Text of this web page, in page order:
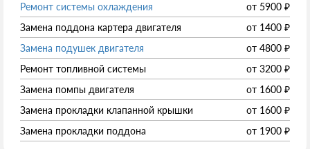
Ремонт системы охлаждения
от 5900 ₽
Замена поддона картера двигателя
от 1400 ₽
Замена подушек двигателя
от 4800 ₽
Ремонт топливной системы
от 3200 ₽
Замена помпы двигателя
от 1600 ₽
Замена прокладки клапанной крышки
от 1600 ₽
Замена прокладки поддона
от 1900 ₽